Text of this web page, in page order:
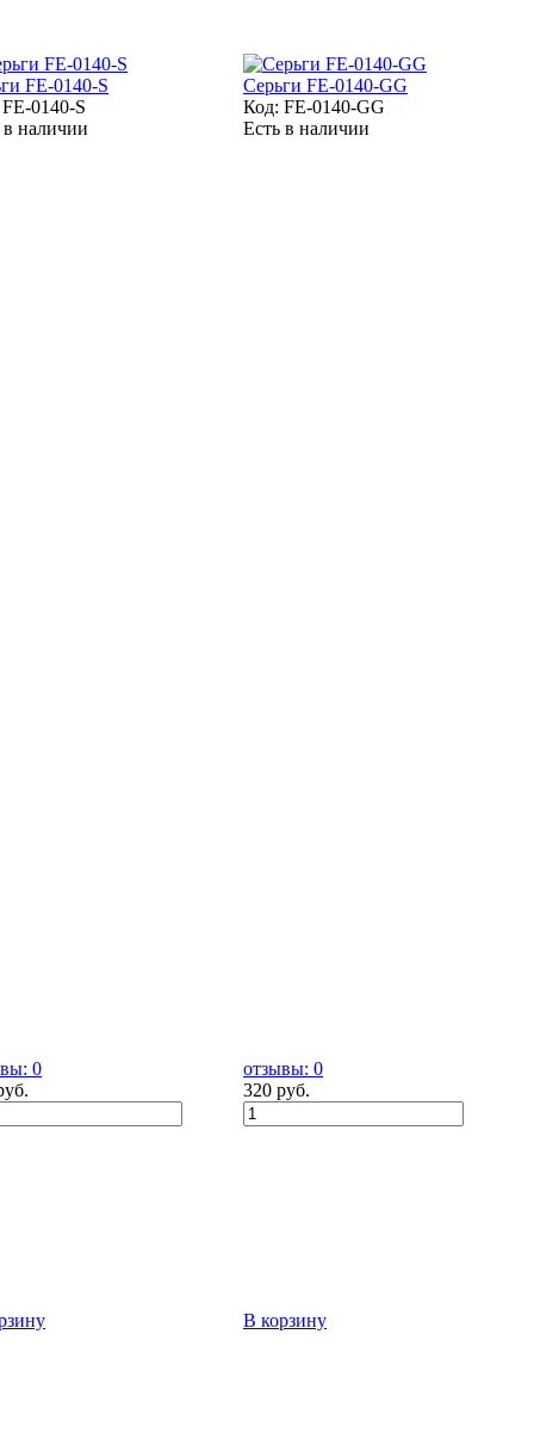
FE-0140-S
FE-0140-S
в наличии
0
Серьги FE-0140-GG
Код: FE-0140-GG
Есть в наличии
отзывы: 0
320 руб.
В корзину